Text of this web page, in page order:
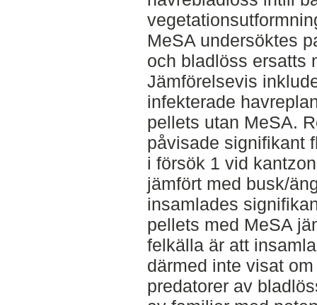
MeSA undersöktes
och bladlöss ersatts
Jämförelsevis
infekterade
pellets utan MeSA.
påvisade signifikant
i försök 1 vid
jämfört med busk/
insamlades
pellets med MeSA
felkälla är att
därmed inte visat
predatorer av